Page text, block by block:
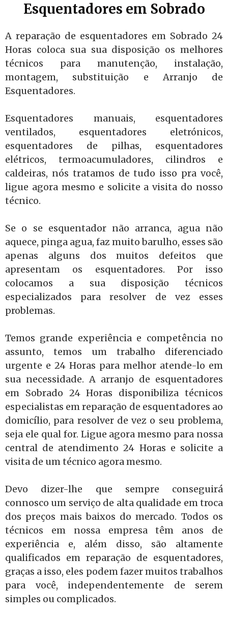
Esquentadores em Sobrado
A reparação de esquentadores em Sobrado 24
Horas coloca sua sua disposição os melhores
técnicos para manutenção, instalação,
montagem, substituição e Arranjo de
Esquentadores.
Esquentadores manuais, esquentadores
ventilados, esquentadores eletrónicos,
esquentadores de pilhas, esquentadores
elétricos, termoacumuladores, cilindros e
caldeiras, nós tratamos de tudo isso pra você,
ligue agora mesmo e solicite a visita do nosso
técnico.
Se o se esquentador não arranca, agua não
aquece, pinga agua, faz muito barulho, esses são
apenas alguns dos muitos defeitos que
apresentam os esquentadores. Por isso
colocamos a sua disposição técnicos
especializados para resolver de vez esses
problemas.
Temos grande experiência e competência no
assunto, temos um trabalho diferenciado
urgente e 24 Horas para melhor atende-lo em
sua necessidade. A arranjo de esquentadores
em Sobrado 24 Horas disponibiliza técnicos
especialistas em reparação de esquentadores ao
domicílio, para resolver de vez o seu problema,
seja ele qual for. Ligue agora mesmo para nossa
central de atendimento 24 Horas e solicite a
visita de um técnico agora mesmo.
Devo dizer-lhe que sempre conseguirá
connosco um serviço de alta qualidade em troca
dos preços mais baixos do mercado. Todos os
técnicos em nossa empresa têm anos de
experiência e, além disso, são altamente
qualificados em reparação de esquentadores,
graças a isso, eles podem fazer muitos trabalhos
para você, independentemente de serem
simples ou complicados.